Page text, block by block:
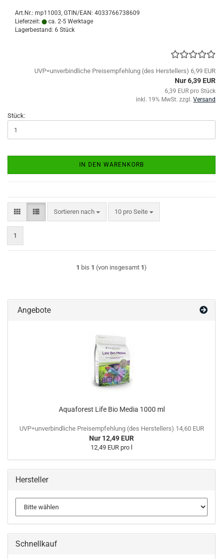
Art.Nr.: mp11003 GTIN/EAN: 4033766738609
Lieferzeit:
ca. 2-5 Werktage
Lagerbestand: 6 Stück
UVP=unverbindliche Preisempfehlung (des Herstellers) 6,99 EUR
Nur 6,39 EUR
6,39 EUR pro Stück
inkl. 19% MwSt. zzgl. Versand
Stück:
IN DEN WARENKORB
Sortieren nach
Sortieren nach 10 pro Seite
pro Seite
1
1 bis 1 (von insgesamt 1)
Angebote
Aquaforest Life Bio Media 1000 ml
UVP=unverbindliche Preisempfehlung (des Herstellers) 14,60 EUR
Nur 12,49 EUR
12,49 EUR pro l
Hersteller
Schnellkauf